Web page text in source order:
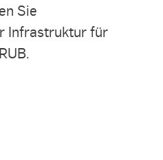
Sie
Infrastruktur für